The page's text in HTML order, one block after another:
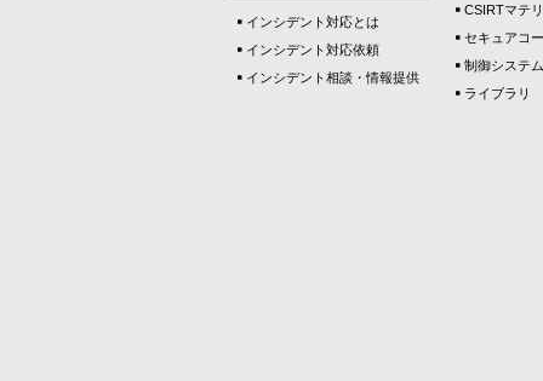
インシデント対応とは
インシデント対応依頼
インシデント相談・情報提供
CSIRTマテ
セキュアコ
制御システ
ライブラリ